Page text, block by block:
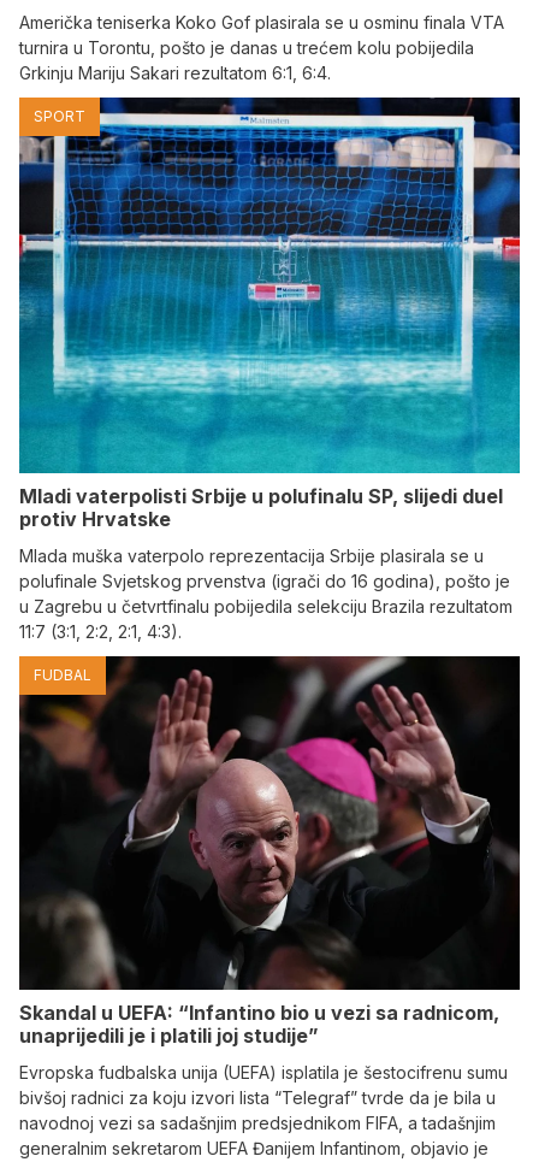
Američka teniserka Koko Gof plasirala se u osminu finala VTA
turnira u Torontu, pošto je danas u trećem kolu pobijedila
Grkinju Mariju Sakari rezultatom 6:1, 6:4.
SPORT
Mladi vaterpolisti Srbije u polufinalu SP, slijedi duel
protiv Hrvatske
Mlada muška vaterpolo reprezentacija Srbije plasirala se u
polufinale Svjetskog prvenstva (igrači do 16 godina), pošto je
u Zagrebu u četvrtfinalu pobijedila selekciju Brazila rezultatom
11:7 (3:1, 2:2, 2:1, 4:3).
FUDBAL
Skandal u UEFA: “Infantino bio u vezi sa radnicom,
unaprijedili je i platili joj studije”
Evropska fudbalska unija (UEFA) isplatila je šestocifrenu sumu
bivšoj radnici za koju izvori lista “Telegraf” tvrde da je bila u
navodnoj vezi sa sadašnjim predsjednikom FIFA, a tadašnjim
generalnim sekretarom UEFA Đanijem Infantinom, objavio je